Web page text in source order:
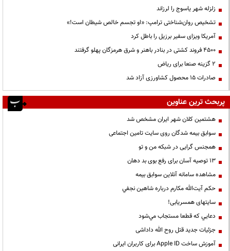
زلزله شهر یاسوج را لرزاند
تشخیص روان‌شناختی ترامپ: «او تجسم خالص شیطان است!»
آمریکا ویزای سفیر برزیل را باطل کرد
۴۵۰۰ فروند کشتی در بنادر باهنر و شرق هرمزگان پهلو گرفتند
۲ گزینه صنعا برای ریاض
صادرات ۱۵ محصول کشاورزی آزاد شد
پربحث ترین عناوین
هشتمین کلان شهر ایران مشخص شد
سوابق بیمه شدگان روی سایت تامین اجتماعی
همجنس گرایی در شبکه من و تو
13 توصیه آسان برای رفع بوی بد دهان
مشاهده سامانه آنلاين سوابق بیمه
حكم آيت‌الله مكارم درباره شاهين نجفي
سایتهای همسریابی!
دعايي كه قطعا مستجاب مي‌شود
جزئیات جدید قتل روح الله داداشی
آموزش ساخت Apple ID برای کاربران ایرانی